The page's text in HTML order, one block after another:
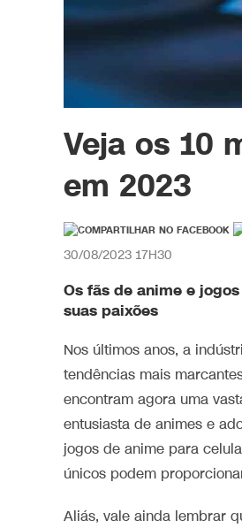
Veja os 10
em 2023
30/08/2023 17H30
Os fãs de anime e
suas paixões
Nos últimos anos, a
tendências mais
encontram agora uma
entusiasta de animes e
jogos de anime para
únicos podem
Aliás, vale ainda lembrar